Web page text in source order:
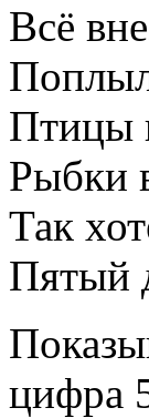
Всё
Птицы
Рыбки
Так
Пятый